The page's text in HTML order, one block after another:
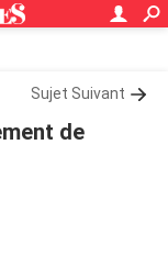
Sujet Suivant
de